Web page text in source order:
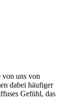
von uns von
dabei häufiger
Gefühl, das